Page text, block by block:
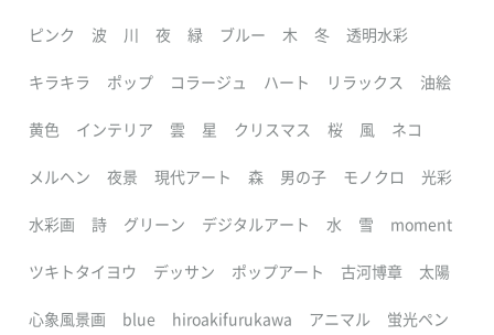
ピンク 波 川 夜 緑 ブルー 木 冬 透明水彩
キラキラ ポップ コラージュ ハート リラックス 油絵
黄色 インテリア 雲 星 クリスマス 桜 風 ネコ
メルヘン 夜景 現代アート 森 男の子 モノクロ 光彩
水彩画 詩 グリーン デジタルアート 水 雪 moment
ツキトタイヨウ デッサン ポップアート 古河博章 太陽
心象風景画 blue hiroakifurukawa アニマル 蛍光ペン